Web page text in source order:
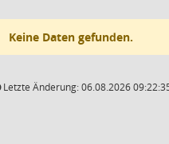
Keine Daten gefunden.
Letzte Änderung: 06.08.2026